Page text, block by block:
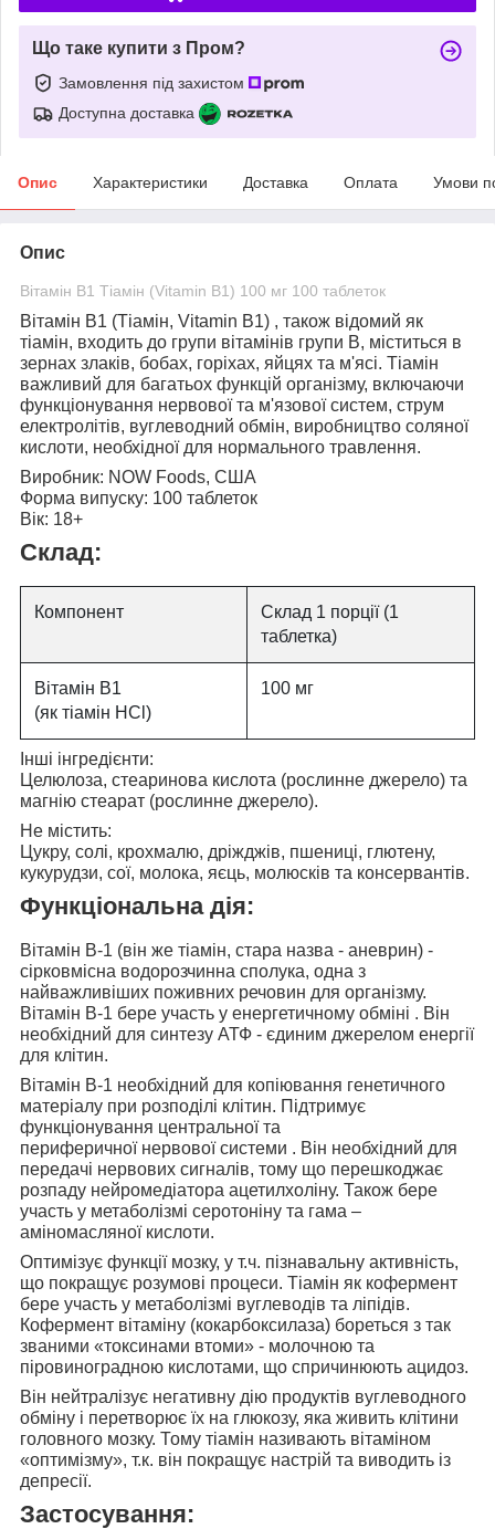
Що таке купити з Пром?
Замовлення під захистом
Доступна доставка
Опис Характеристики Доставка Оплата Умови
Опис
Вітамін В1 Тіамін (Vitamin B1) 100 мг 100 таблеток
Вітамін B1 (Тіамін, Vitamin B1) , також відомий як
тіамін, входить до групи вітамінів групи B, міститься в
зернах злаків, бобах, горіхах, яйцях та м'ясі. Тіамін
важливий для багатьох функцій організму, включаючи
функціонування нервової та м'язової систем, струм
електролітів, вуглеводний обмін, виробництво соляної
кислоти, необхідної для нормального травлення.
Виробник: NOW Foods, США
Форма випуску: 100 таблеток
Вік: 18+
Склад:
Компонент
Склад 1 порції (1
таблетка)
Вітамін B1
(як тіамін HCl)
100 мг
Інші інгредієнти:
Целюлоза, стеаринова кислота (рослинне джерело) та
магнію стеарат (рослинне джерело).
Не містить:
Цукру, солі, крохмалю, дріжджів, пшениці, глютену,
кукурудзи, сої, молока, яєць, молюсків та консервантів.
Функціональна дія:
Вітамін B-1 (він же тіамін, стара назва - аневрин) -
сірковмісна водорозчинна сполука, одна з
найважливіших поживних речовин для організму.
Вітамін В-1 бере участь у енергетичному обміні . Він
необхідний для синтезу АТФ - єдиним джерелом енергії
для клітин.
Вітамін В-1 необхідний для копіювання генетичного
матеріалу при розподілі клітин. Підтримує
функціонування центральної та
периферичної нервової системи . Він необхідний для
передачі нервових сигналів, тому що перешкоджає
розпаду нейромедіатора ацетилхоліну. Також бере
участь у метаболізмі серотоніну та гама –
аміномасляної кислоти.
Оптимізує функції мозку, у т.ч. пізнавальну активність,
що покращує розумові процеси. Тіамін як кофермент
бере участь у метаболізмі вуглеводів та ліпідів.
Кофермент вітаміну (кокарбоксилаза) бореться з так
званими «токсинами втоми» - молочною та
піровиноградною кислотами, що спричинюють ацидоз.
Він нейтралізує негативну дію продуктів вуглеводного
обміну і перетворює їх на глюкозу, яка живить клітини
головного мозку. Тому тіамін називають вітаміном
«оптимізму», т.к. він покращує настрій та виводить із
депресії.
Застосування: